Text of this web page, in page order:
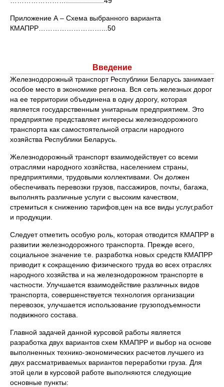
Приложение А – Схема выбранного варианта
КМАПРР………………………...50
Введение
Железнодорожный транспорт Республики Беларусь занимает
особое место в экономике региона. Вся сеть железных дорог
на ее территории объединена в одну дорогу, которая
является государственным унитарным предприятием. Это
предприятие представляет интересы железнодорожного
транспорта как самостоятельной отрасли народного
хозяйства Республики Беларусь.
Железнодорожный транспорт взаимодействует со всеми
отраслями народного хозяйства, населением страны,
предприятиями, трудовыми коллективами. Он должен
обеспечивать перевозки грузов, пассажиров, почты, багажа,
выполнять различные услуги с высоким качеством,
стремиться к снижению тарифов,цен на все виды услуг,работ
и продукции.
Следует отметить особую роль, которая отводится КМАПРР в
развитии железнодорожного транспорта. Прежде всего,
социальное значение т.е. разработка новых средств КМАПРР
приводит к сокращению физического труда во всех отраслях
народного хозяйства и на железнодорожном транспорте в
частности. Улучшается взаимодействие различных видов
транспорта, совершенствуется технология организации
перевозок, улучшается использование грузоподъемности
подвижного состава.
Главной задачей данной курсовой работы является
разработка двух вариантов схем КМАПРР и выбор на основе
выполненных технико-экономических расчетов лучшего из
двух рассматриваемых вариантов переработки груза. Для
этой цели в курсовой работе выполняются следующие
основные пункты: